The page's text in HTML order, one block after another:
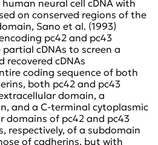
neural cell cDNA with
on conserved regions of the
Sano et al. (1993)
pc42 and pc43
partial cDNAs to screen a
recovered cDNAs
coding sequence of both
both pc42 and pc43
domain, a
and a C-terminal cytoplasmic
domains of pc42 and pc43
respectively, of a subdomain
of cadherins, but with